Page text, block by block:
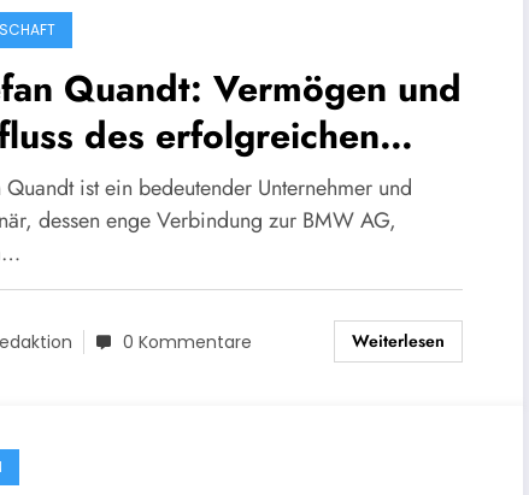
Quandt: Vermögen und
des erfolgreichen
Erben
Quandt ist ein bedeutender Unternehmer und
dessen enge Verbindung zur BMW AG,
0 Kommentare Weiterlesen